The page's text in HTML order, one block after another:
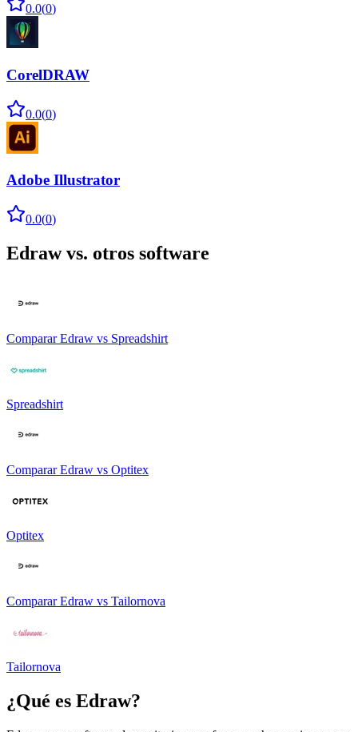
0.0(0)
CorelDRAW
0.0(0)
Adobe Illustrator
0.0(0)
Edraw vs. otros software
Comparar Edraw vs Spreadshirt
Spreadshirt
Comparar Edraw vs Optitex
Optitex
Comparar Edraw vs Tailornova
Tailornova
¿Qué es Edraw?